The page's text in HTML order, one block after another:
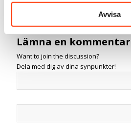
Avvisa
Content marketing
Lämna en kommentar
Want to join the discussion?
Dela med dig av dina synpunkter!